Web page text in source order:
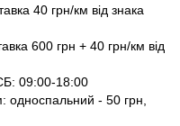
40 грн/км від знака
600 грн + 40 грн/км від
09:00-18:00
односпальний - 50 грн,